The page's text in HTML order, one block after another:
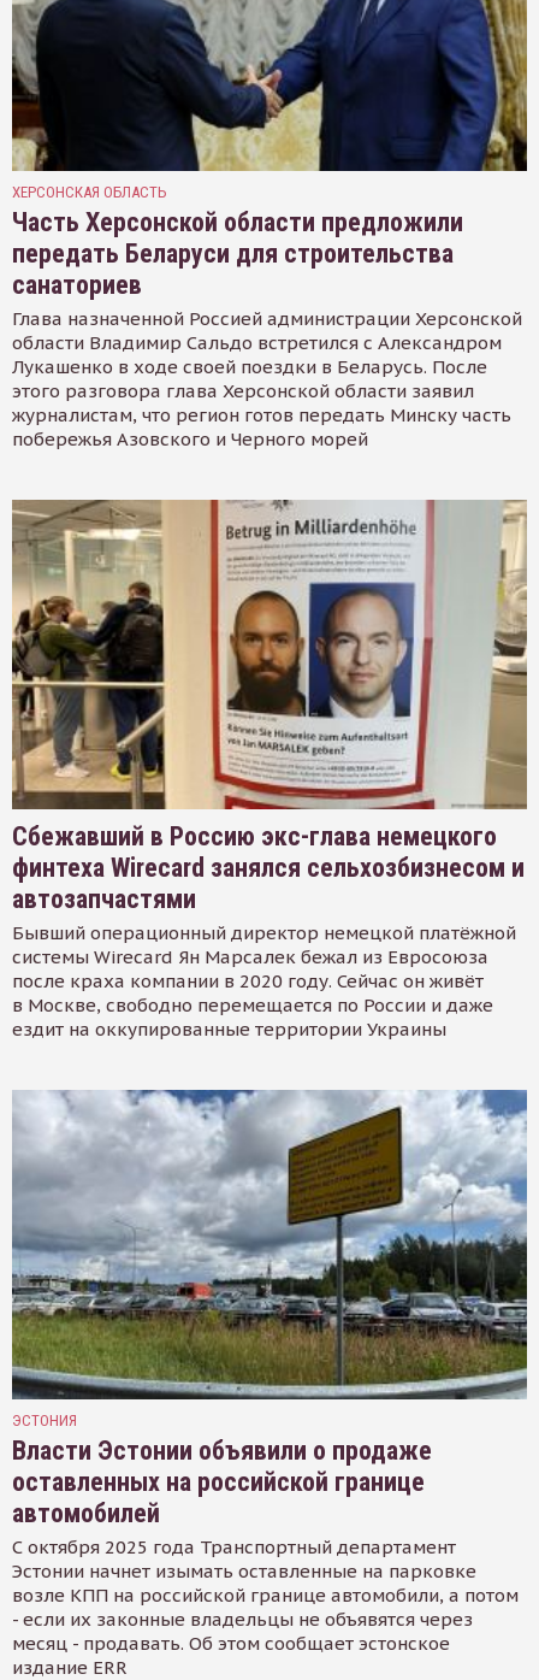
ХЕРСОНСКАЯ ОБЛАСТЬ
Часть Херсонской области предложили
передать Беларуси для строительства
санаториев
Глава назначенной Россией администрации Херсонской
области Владимир Сальдо встретился с Александром
Лукашенко в ходе своей поездки в Беларусь. После
этого разговора глава Херсонской области заявил
журналистам, что регион готов передать Минску часть
побережья Азовского и Черного морей
Сбежавший в Россию экс-глава немецкого
финтеха Wirecard занялся сельхозбизнесом и
автозапчастями
Бывший операционный директор немецкой платёжной
системы Wirecard Ян Марсалек бежал из Евросоюза
после краха компании в 2020 году. Сейчас он живёт
в Москве, свободно перемещается по России и даже
ездит на оккупированные территории Украины
ЭСТОНИЯ
Власти Эстонии объявили о продаже
оставленных на российской границе
автомобилей
С октября 2025 года Транспортный департамент
Эстонии начнет изымать оставленные на парковке
возле КПП на российской границе автомобили, а потом
- если их законные владельцы не объявятся через
месяц - продавать. Об этом сообщает эстонское
издание ERR